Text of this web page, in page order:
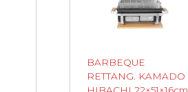
BARBEQUE
RETTANG. KAMADO